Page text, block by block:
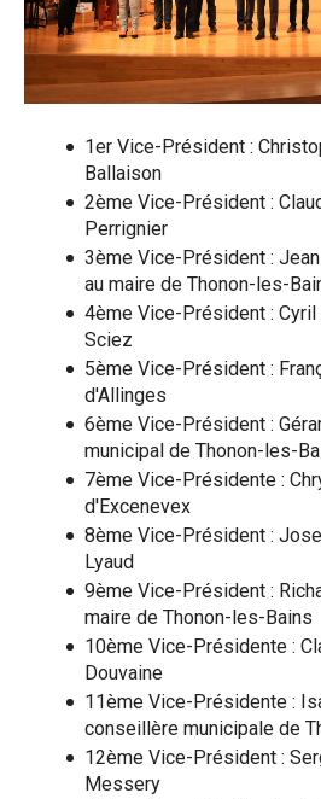
1er Vice-Président :
Ballaison
2ème Vice-Président :
Perrignier
3ème Vice-Président :
au maire de Thonon-les-
4ème Vice-Président :
Sciez
5ème Vice-Président :
d'Allinges
6ème Vice-Président :
municipal de Thonon-les-
7ème Vice-Présidente :
d'Excenevex
8ème Vice-Président :
Lyaud
9ème Vice-Président :
maire de Thonon-les-Bains
10ème Vice-Présidente :
Douvaine
11ème Vice-Présidente :
conseillère municipale de
12ème Vice-Président :
Messery